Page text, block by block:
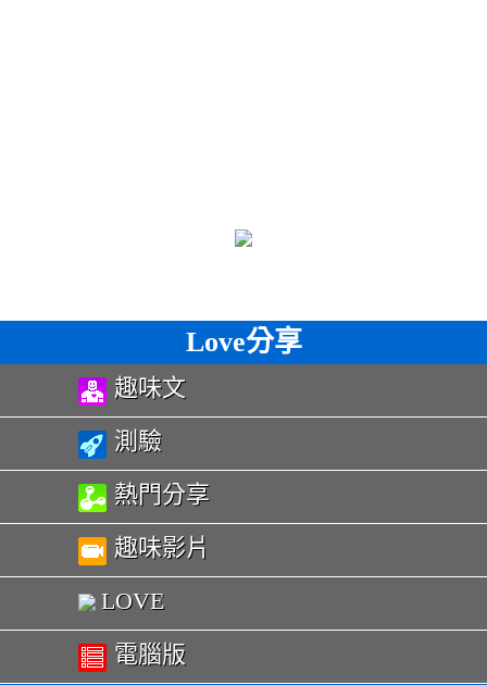
Love分享
趣味文
測驗
熱門分享
趣味影片
LOVE
電腦版